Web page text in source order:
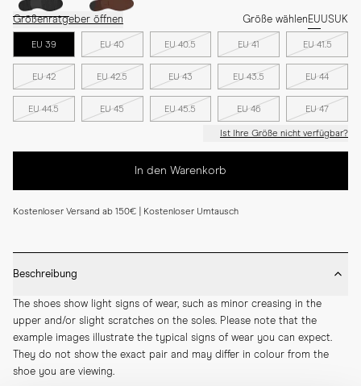
Größenratgeber öffnen Größe wählenEUUSUK
EU 39 EU 40 EU 40.5 EU 41 EU 41.5
EU 42 EU 42.5 EU 43 EU 43.5 EU 44
EU 44.5 EU 45 EU 45.5 EU 46 EU 47
Ist Ihre Größe nicht verfügbar?
In den Warenkorb
Kostenloser Versand ab 150€ | Kostenloser Umtausch
Beschreibung
The shoes show light signs of wear, such as minor creasing in the
upper and/or slight scratches on the soles. Please note that the
example images illustrate the typical signs of wear you can expect.
They do not show the exact pair and may differ in colour from the
shoe you are viewing.